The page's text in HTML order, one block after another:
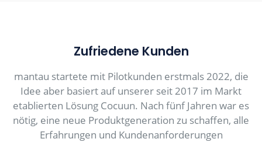
Zufriedene Kunden
mantau startete mit Pilotkunden erstmals 2022, die
Idee aber basiert auf unserer seit 2017 im Markt
etablierten Lösung Cocuun. Nach fünf Jahren war es
nötig, eine neue Produktgeneration zu schaffen, alle
Erfahrungen und Kundenanforderungen